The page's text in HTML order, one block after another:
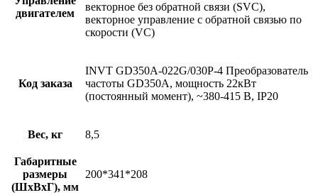
двигателем
векторное без обратной связи (SVC),
векторное управление с обратной связью по
скорости (VC)
Код заказа
INVT GD350A-022G/030P-4 Преобразователь
частоты GD350A, мощность 22кВт
(постоянный момент), ~380-415 В, IP20
Вес, кг 8,5
Габаритные
размеры
(ШхВхГ), мм
200*341*208